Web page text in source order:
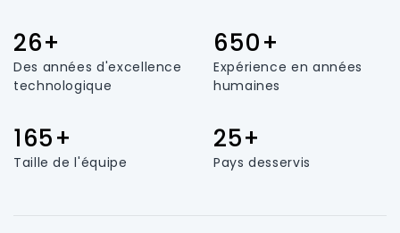
26+
Des années d'excellence
technologique
650+
Expérience en années
humaines
165+
Taille de l'équipe
25+
Pays desservis